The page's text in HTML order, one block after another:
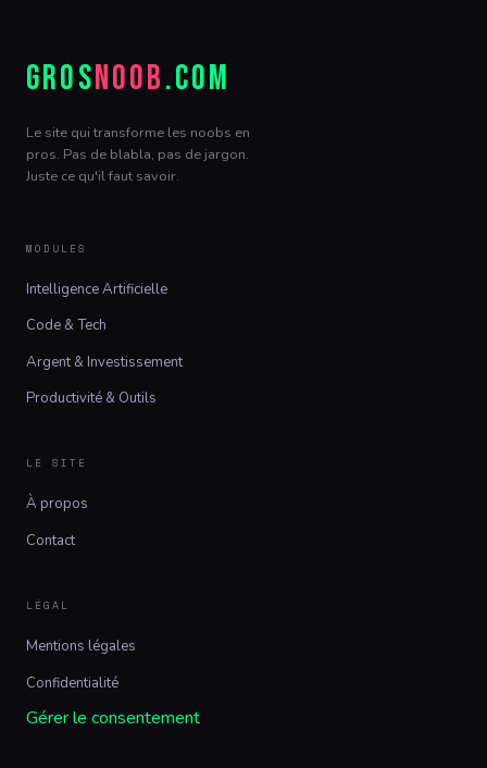
GROSNOOB.COM
Le site qui transforme les noobs en
pros. Pas de blabla, pas de jargon.
Juste ce qu'il faut savoir.
MODULES
Intelligence Artificielle
Code & Tech
Argent & Investissement
Productivité & Outils
LE SITE
À propos
Contact
LÉGAL
Mentions légales
Confidentialité
Gérer le consentement